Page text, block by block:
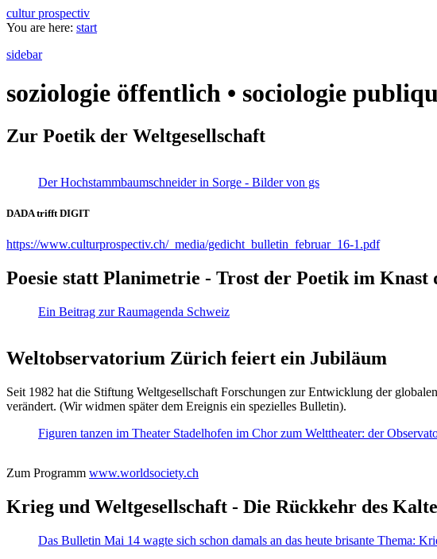
cultur prospectiv
You are here: start
sidebar
soziologie öffentlich • sociologie
Zur Poetik der Weltgesellschaft
Der Hochstammbaumschneider in Sorge - Bilder von gs
DADA trifft DIGIT
https://www.culturprospectiv.ch/_media/gedicht_bulletin_februar_16-1.pdf
Poesie statt Planimetrie - Trost der Poetik im
Ein Beitrag zur Raumagenda Schweiz
Weltobservatorium Zürich feiert ein Jubiläum
Seit 1982 hat die Stiftung Weltgesellschaft Forschungen zur Entwicklung der
verändert. (Wir widmen später dem Ereignis ein spezielles Bulletin).
Figuren tanzen im Theater Stadelhofen im Chor zum Welttheater: der
Zum Programm www.worldsociety.ch
Krieg und Weltgesellschaft - Die Rückkehr des
Das Bulletin Mai 14 wagte sich schon damals an das heute brisante Thema: